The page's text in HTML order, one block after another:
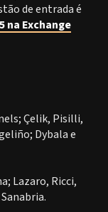
de entrada é
na Exchange
Çelik, Pisilli,
Dybala e
Lazaro, Ricci,